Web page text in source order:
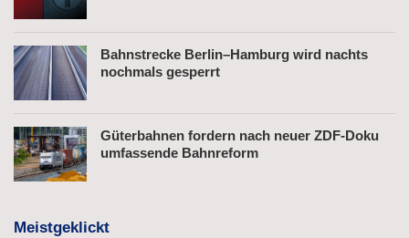
Bahnstrecke Berlin–Hamburg wird nachts
nochmals gesperrt
Güterbahnen fordern nach neuer ZDF-Doku
umfassende Bahnreform
Meistgeklickt